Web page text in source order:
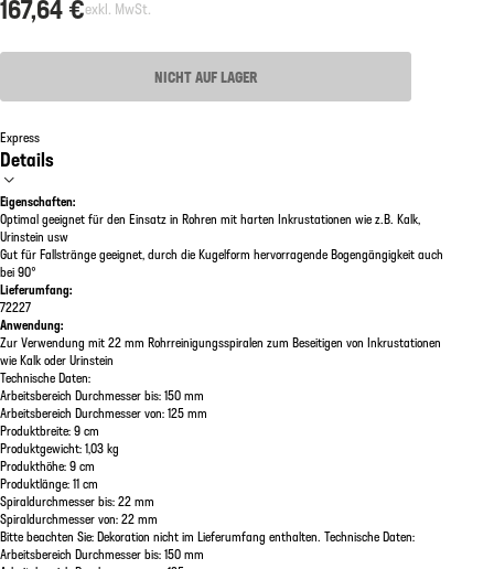
167,64 €exkl. MwSt.
NICHT AUF LAGER
Express
Details
Eigenschaften:
Optimal geeignet für den Einsatz in Rohren mit harten Inkrustationen wie z.B. Kalk,
Urinstein usw
Gut für Fallstränge geeignet, durch die Kugelform hervorragende Bogengängigkeit auch
bei 90°
Lieferumfang:
72227
Anwendung:
Zur Verwendung mit 22 mm Rohrreinigungsspiralen zum Beseitigen von Inkrustationen
wie Kalk oder Urinstein
Technische Daten:
Arbeitsbereich Durchmesser bis: 150 mm
Arbeitsbereich Durchmesser von: 125 mm
Produktbreite: 9 cm
Produktgewicht: 1,03 kg
Produkthöhe: 9 cm
Produktlänge: 11 cm
Spiraldurchmesser bis: 22 mm
Spiraldurchmesser von: 22 mm
Bitte beachten Sie: Dekoration nicht im Lieferumfang enthalten. Technische Daten:
Arbeitsbereich Durchmesser bis: 150 mm